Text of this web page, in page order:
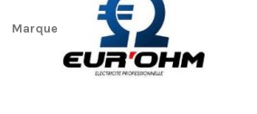
Marque